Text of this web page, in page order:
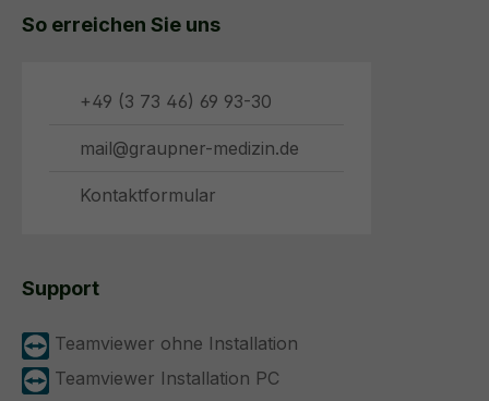
So erreichen Sie uns
+49 (3 73 46) 69 93-30
mail@graupner-medizin.de
Kontaktformular
Support
Teamviewer ohne Installation
Teamviewer Installation PC